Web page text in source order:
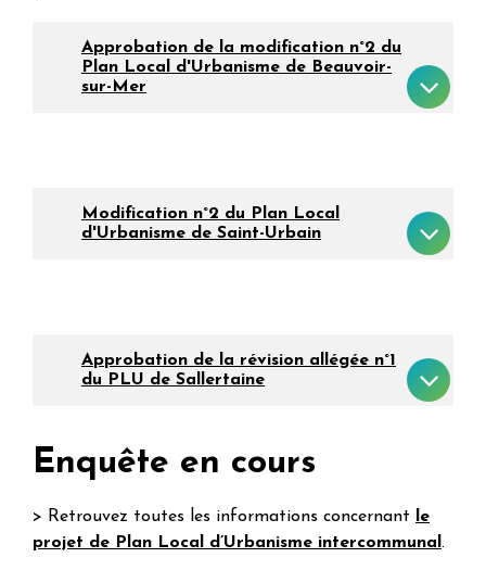
Approbation de la modification n°2 du
Plan Local d'Urbanisme de Beauvoir-
sur-Mer
Modification n°2 du Plan Local
d'Urbanisme de Saint-Urbain
Approbation de la révision allégée n°1
du PLU de Sallertaine
Enquête en cours
> Retrouvez toutes les informations concernant le
projet de Plan Local d’Urbanisme intercommunal.